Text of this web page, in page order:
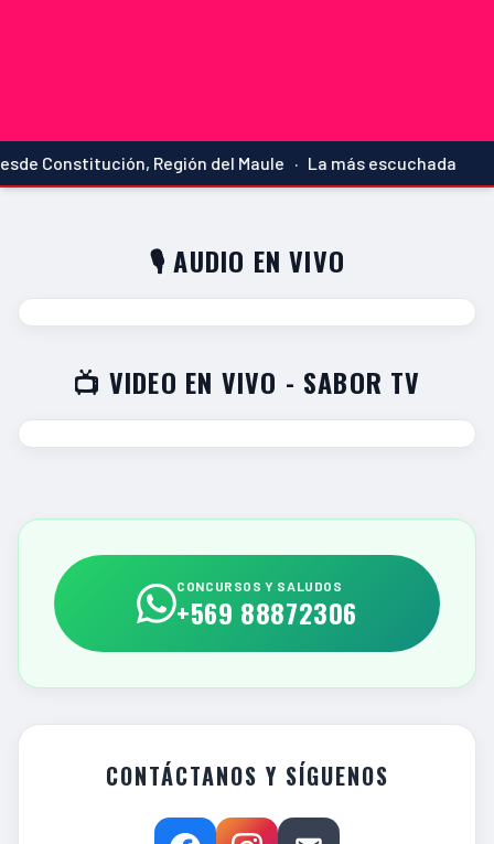
Constitución, Región del Maule · La más escuchada
🎙️ AUDIO EN VIVO
📺 VIDEO EN VIVO - SABOR TV
CONCURSOS Y SALUDOS
+569 88872306
CONTÁCTANOS Y SÍGUENOS